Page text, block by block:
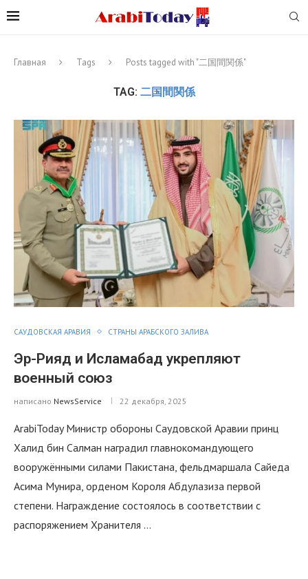
Главная Tags Posts tagged with "二国間関係"
TAG: 二国間関係
САУДОВСКАЯ АРАВИЯ СТРАНЫ АРАБСКОГО ЗАЛИВА
Эр-Рияд и Исламабад укрепляют
военный союз
написано NewsService 22 декабря, 2025
ArabiToday Министр обороны Саудовской Аравии принц
Халид бин Салман наградил главнокомандующего
вооружёнными силами Пакистана, фельдмаршала Сайеда
Асима Мунира, орденом Короля Абдулазиза первой
степени. Награждение состоялось в соответствии с
распоряжением Хранителя …